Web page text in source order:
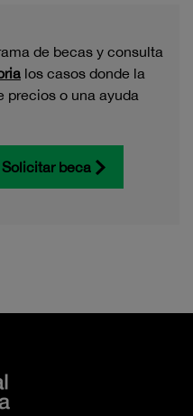
de becas y consulta
los casos donde la
precios o una ayuda
Solicitar beca